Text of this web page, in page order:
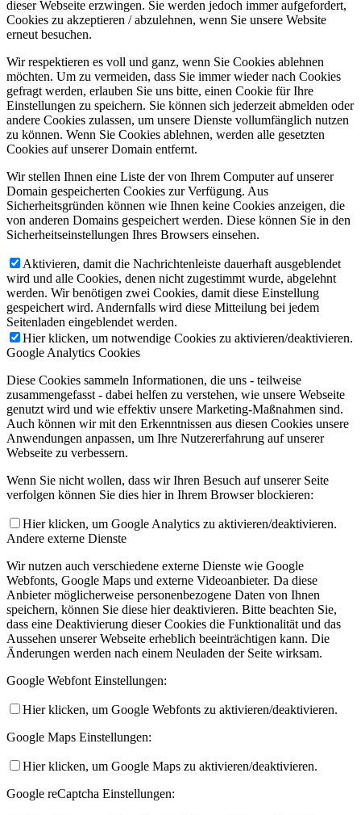
dieser Webseite erzwingen. Sie werden jedoch immer aufgefordert,
Cookies zu akzeptieren / abzulehnen, wenn Sie unsere Website
erneut besuchen.
Wir respektieren es voll und ganz, wenn Sie Cookies ablehnen
möchten. Um zu vermeiden, dass Sie immer wieder nach Cookies
gefragt werden, erlauben Sie uns bitte, einen Cookie für Ihre
Einstellungen zu speichern. Sie können sich jederzeit abmelden oder
andere Cookies zulassen, um unsere Dienste vollumfänglich nutzen
zu können. Wenn Sie Cookies ablehnen, werden alle gesetzten
Cookies auf unserer Domain entfernt.
Wir stellen Ihnen eine Liste der von Ihrem Computer auf unserer
Domain gespeicherten Cookies zur Verfügung. Aus
Sicherheitsgründen können wie Ihnen keine Cookies anzeigen, die
von anderen Domains gespeichert werden. Diese können Sie in den
Sicherheitseinstellungen Ihres Browsers einsehen.
Aktivieren, damit die Nachrichtenleiste dauerhaft ausgeblendet
wird und alle Cookies, denen nicht zugestimmt wurde, abgelehnt
werden. Wir benötigen zwei Cookies, damit diese Einstellung
gespeichert wird. Andernfalls wird diese Mitteilung bei jedem
Seitenladen eingeblendet werden.
Hier klicken, um notwendige Cookies zu aktivieren/deaktivieren.
Google Analytics Cookies
Diese Cookies sammeln Informationen, die uns - teilweise
zusammengefasst - dabei helfen zu verstehen, wie unsere Webseite
genutzt wird und wie effektiv unsere Marketing-Maßnahmen sind.
Auch können wir mit den Erkenntnissen aus diesen Cookies unsere
Anwendungen anpassen, um Ihre Nutzererfahrung auf unserer
Webseite zu verbessern.
Wenn Sie nicht wollen, dass wir Ihren Besuch auf unserer Seite
verfolgen können Sie dies hier in Ihrem Browser blockieren:
Hier klicken, um Google Analytics zu aktivieren/deaktivieren.
Andere externe Dienste
Wir nutzen auch verschiedene externe Dienste wie Google
Webfonts, Google Maps und externe Videoanbieter. Da diese
Anbieter möglicherweise personenbezogene Daten von Ihnen
speichern, können Sie diese hier deaktivieren. Bitte beachten Sie,
dass eine Deaktivierung dieser Cookies die Funktionalität und das
Aussehen unserer Webseite erheblich beeinträchtigen kann. Die
Änderungen werden nach einem Neuladen der Seite wirksam.
Google Webfont Einstellungen:
Hier klicken, um Google Webfonts zu aktivieren/deaktivieren.
Google Maps Einstellungen:
Hier klicken, um Google Maps zu aktivieren/deaktivieren.
Google reCaptcha Einstellungen: